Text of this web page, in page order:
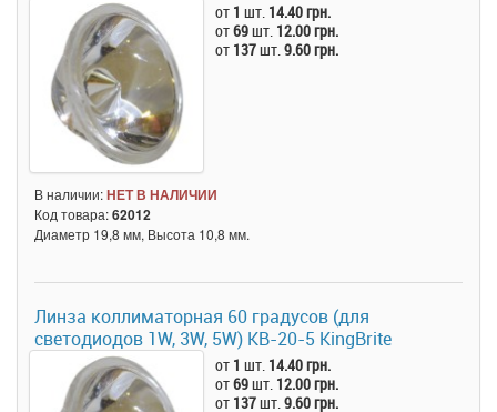
от 1 шт. 14.40 грн.
от69шт. 12.00 грн.
от 137шт.9.60 грн.
В наличии:НЕТ В НАЛИЧИИ
Код товара:62012
Диаметр 19,8 мм, Высота 10,8 мм.
Линза коллиматорная 60 градусов (для
светодиодов 1W, 3W, 5W) KB-20-5 KingBrite
от 1 шт. 14.40 грн.
от69шт. 12.00 грн.
от 137шт.9.60 грн.